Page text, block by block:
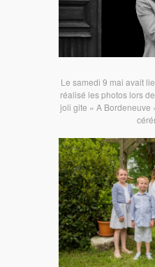
Le samedi 9 mai avait
réalisé les photos lors
joli gite « A Bordeneuve